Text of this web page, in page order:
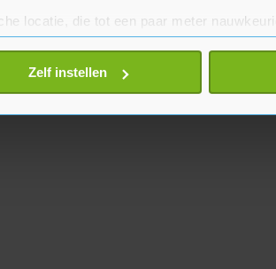
locatie, die tot een paar meter
scannen op specifieke eigenschappen
verwerkt en stel uw voorkeuren in het
de Cookieverklaring.
Zelf instellen